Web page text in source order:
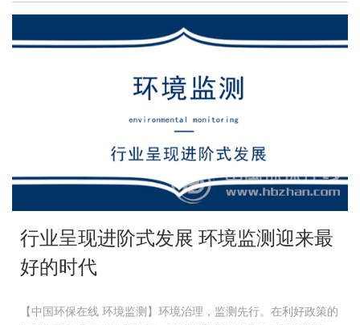
行业呈现进阶式发展 环境监测迎来最
好的时代
【中国环保在线 环境监测】环境治理，监测先行。在利好政策的